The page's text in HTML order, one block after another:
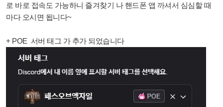
로 바로 접속도 가능하니 즐겨찾기 나 핸드폰 앱 까셔서 심심할 때
마다 오시면 됩니다~
+ POE 서버 태그 가 추가 되었습니다